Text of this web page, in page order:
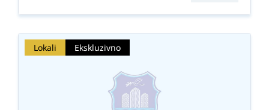
Lokali Ekskluzivno